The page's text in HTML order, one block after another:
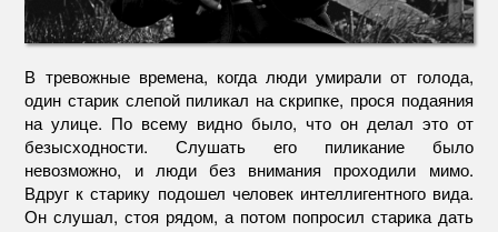
В тревожные времена, когда люди умирали от голода,
один старик слепой пиликал на скрипке, прося подаяния
на улице. По всему видно было, что он делал это от
безысходности. Слушать его пиликание было
невозможно, и люди без внимания проходили мимо.
Вдруг к старику подошел человек интеллигентного вида.
Он слушал, стоя рядом, а потом попросил старика дать